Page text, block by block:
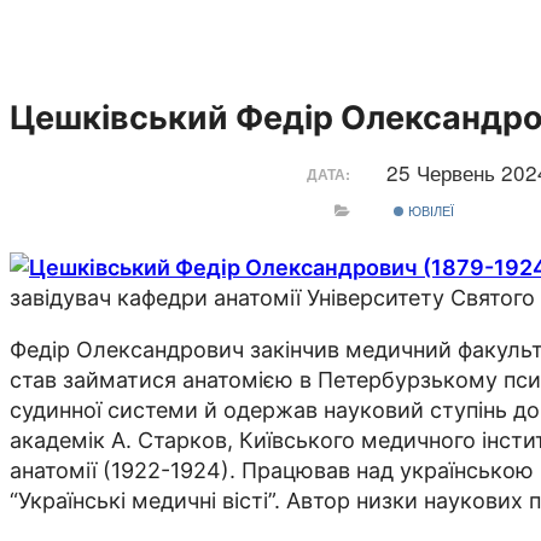
Цешківський Федір
ДАТА: 25 Червень
ЮВІЛЕЇ
завідувач кафедри анатомії Університету
Федір Олександрович закінчив медичний
став займатися анатомією в Петербурзькому
судинної системи й одержав науковий ступінь
академік А. Старков, Київського медичного
анатомії (1922-1924). Працював над
“Українські медичні вісті”. Автор низки